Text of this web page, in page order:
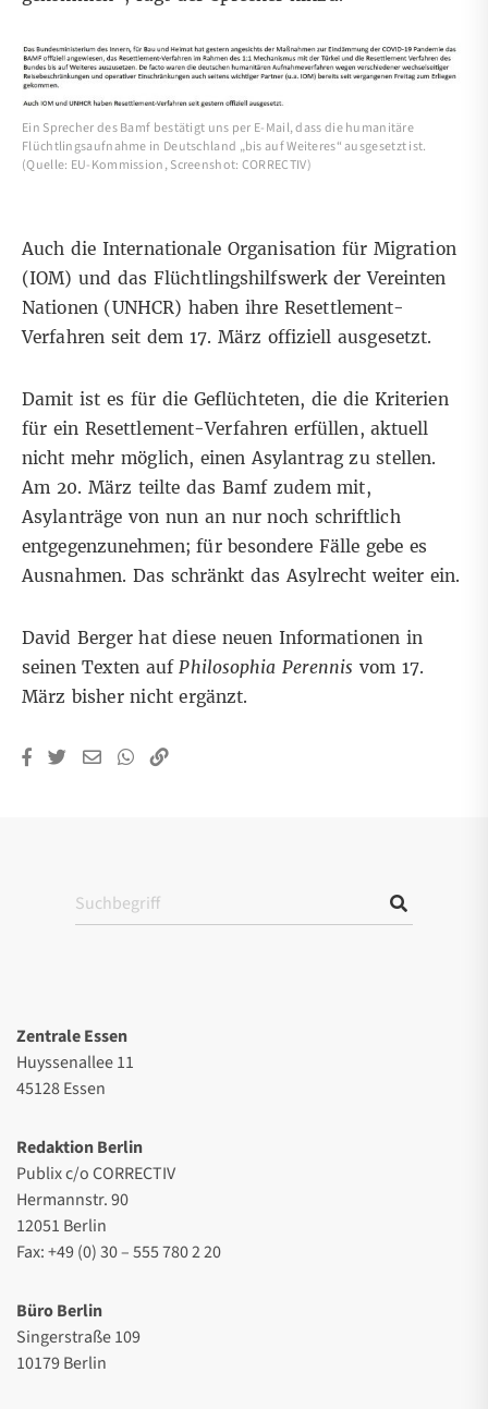
Ein Sprecher des Bamf bestätigt uns per E-Mail, dass die humanitäre
Flüchtlingsaufnahme in Deutschland „bis auf Weiteres“ ausgesetzt ist.
(Quelle: EU-Kommission, Screenshot: CORRECTIV)
Auch die Internationale Organisation für Migration
(IOM) und das Flüchtlingshilfswerk der Vereinten
Nationen (UNHCR) haben ihre Resettlement-
Verfahren seit dem 17. März offiziell ausgesetzt.
Damit ist es für die Geflüchteten, die die Kriterien
für ein Resettlement-Verfahren erfüllen, aktuell
nicht mehr möglich, einen Asylantrag zu stellen.
Am 20. März teilte das Bamf zudem mit,
Asylanträge von nun an nur noch schriftlich
entgegenzunehmen; für besondere Fälle gebe es
Ausnahmen. Das schränkt das Asylrecht weiter ein.
David Berger hat diese neuen Informationen in
seinen Texten aufPhilosophia Perennis vom 17.
März bisher nicht ergänzt.
Zentrale Essen
Huyssenallee 11
45128 Essen
Redaktion Berlin
Publix c/o CORRECTIV
Hermannstr. 90
12051 Berlin
Fax: +49 (0) 30 – 555 780 2 20
Büro Berlin
Singerstraße 109
10179 Berlin